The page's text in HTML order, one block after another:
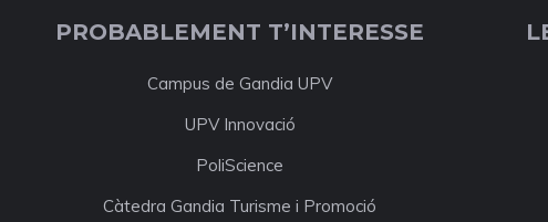
PROBABLEMENT T’INTERESSE
Campus de Gandia UPV
UPV Innovació
PoliScience
Càtedra Gandia Turisme i Promoció